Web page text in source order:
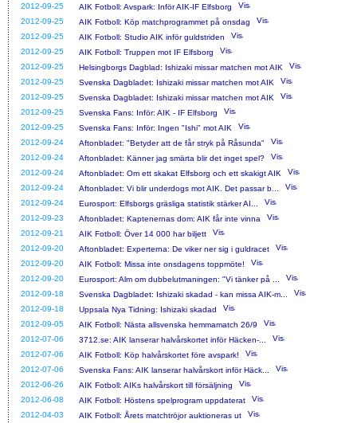
2012-09-25
AIK Fotboll: Avspark: Inför AIK-IF Elfsborg
2012-09-25
AIK Fotboll: Köp matchprogrammet på onsdag
2012-09-25
AIK Fotboll: Studio AIK inför guldstriden
2012-09-25
AIK Fotboll: Truppen mot IF Elfsborg
2012-09-25
Helsingborgs Dagblad: Ishizaki missar matchen mot AIK
2012-09-25
Svenska Dagbladet: Ishizaki missar matchen mot AIK
2012-09-25
Svenska Dagbladet: Ishizaki missar matchen mot AIK
2012-09-25
Svenska Fans: Inför: AIK - IF Elfsborg
2012-09-25
Svenska Fans: Inför: Ingen "Ishi" mot AIK
2012-09-24
Aftonbladet: "Betyder att de får stryk på Råsunda"
2012-09-24
Aftonbladet: Känner jag smärta blir det inget spel?
2012-09-24
Aftonbladet: Om ett skakat Elfsborg och ett skakigt AIK
2012-09-24
Aftonbladet: Vi blir underdogs mot AIK. Det passar b...
2012-09-24
Eurosport: Elfsborgs gräsliga statistik stärker AI...
2012-09-23
Aftonbladet: Kaptenernas dom: AIK får inte vinna
2012-09-21
AIK Fotboll: Över 14 000 har biljett
2012-09-20
Aftonbladet: Experterna: De viker ner sig i guldracet
2012-09-20
AIK Fotboll: Missa inte onsdagens toppmöte!
2012-09-20
Eurosport: Alm om dubbelutmaningen: "Vi tänker på ...
2012-09-18
Svenska Dagbladet: Ishizaki skadad - kan missa AIK-m...
2012-09-18
Uppsala Nya Tidning: Ishizaki skadad
2012-09-05
AIK Fotboll: Nästa allsvenska hemmamatch 26/9
2012-07-06
3712.se: AIK lanserar halvårskortet inför Häcken-...
2012-07-06
AIK Fotboll: Köp halvårskortet före avspark!
2012-07-06
Svenska Fans: AIK lanserar halvårskort inför Häck...
2012-06-26
AIK Fotboll: AIKs halvårskort till försäljning
2012-06-08
AIK Fotboll: Höstens spelprogram uppdaterat
2012-04-03
AIK Fotboll: Årets matchtröjor auktioneras ut